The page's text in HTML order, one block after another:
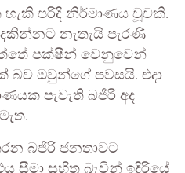
හැකි පරිදි නිර්මාණය වූවකි.
නැතැයි පැරණි
පක්ෂීන් වෙනුවෙන්
බව ඔවුන්ගේ පවසයි. එදා
පැවැති බජිරි අද
බජිරි ජනතාවට
සීමා සහිත බැවින් ඉදිරියේ